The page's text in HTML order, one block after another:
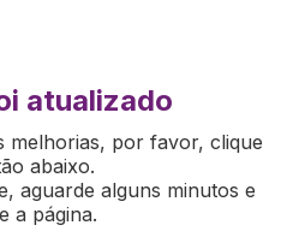
atualizado
melhorias, por favor, clique
abaixo.
aguarde alguns minutos e
a página.